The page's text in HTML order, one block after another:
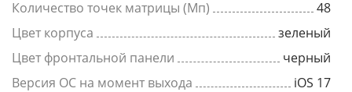
Количество точек матрицы (Мп)
48
Цвет корпуса
зеленый
Цвет фронтальной панели
черный
Версия ОС на момент выхода
iOS 17